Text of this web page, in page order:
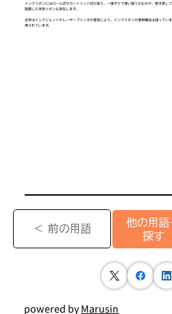
インクリボンにはロール式やカートリッジ式があり、一度きりで使い捨てのものや、巻き戻し
配置した多色リボンも存在します。
近年はインクジェットやレーザープリンタの普及により、インクリボンの使用機会は減ってい
用されています。
＜ 前の用語
他の用語
探す
powered byMarusin